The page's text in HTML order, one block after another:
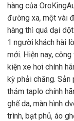
hàng của
đường xa, một vài
hàng thì quá dại
1 người khách hài
mới. Hiện nay,
kiện xe hơi chính
kỳ phải chăng.
thảm taplo chính
ghế da, màn hình
trình, bạt phủ, áo